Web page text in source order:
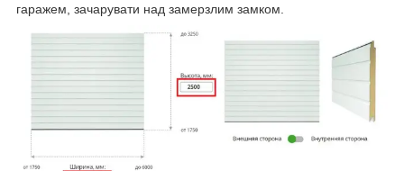
гаражем, зачарувати над замерзлим замком.